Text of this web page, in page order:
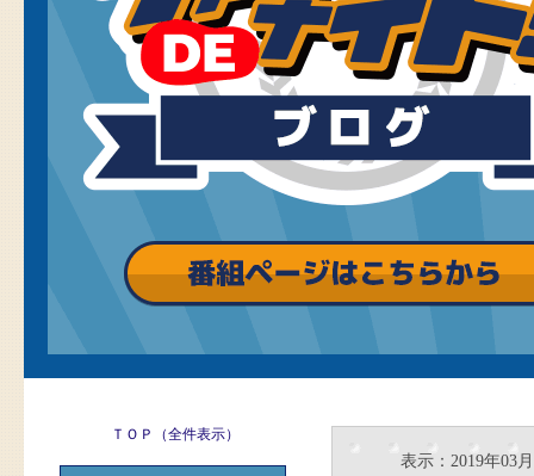
ＴＯＰ（全件表示）
表示：2019年03月